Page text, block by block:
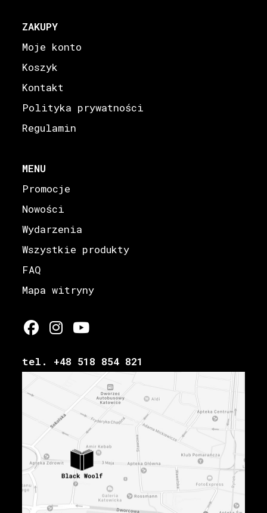
ZAKUPY
Moje konto
Koszyk
Kontakt
Polityka prywatności
Regulamin
MENU
Promocje
Nowości
Wydarzenia
Wszystkie produkty
FAQ
Mapa witryny
tel. +48 518 854 821